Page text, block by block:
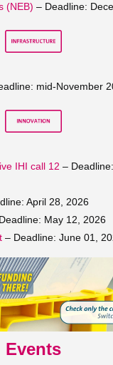
(NEB) – Deadline:
mid-November
IHI call 12 – Deadline:
April 28, 2026
May 12, 2026
– Deadline: June 01,
Events